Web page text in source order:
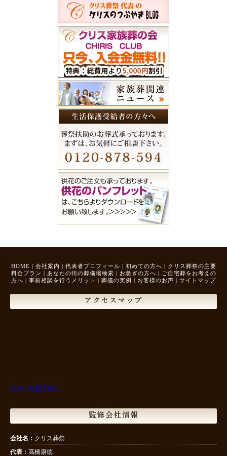
HOME | 会社案内 | 代表者プロフィール | 初めての方へ | クリス葬祭の主要
料金プラン | あなたの街の葬儀場検索 | お急ぎの方へ | ご自宅葬をお考えの
方へ | 事前相談を行うメリット | 葬儀の実例 | お客様のお声 | サイトマップ
アクセスマップ
大きな地図で見る
監修会社情報
会社名： クリス葬祭
代表： 髙橋康徳